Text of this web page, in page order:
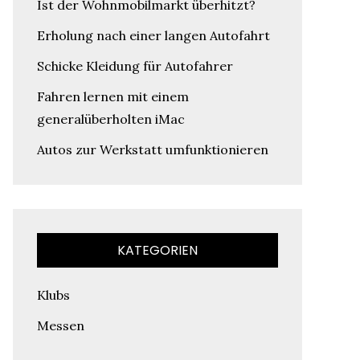
Ist der Wohnmobilmarkt überhitzt?
Erholung nach einer langen Autofahrt
Schicke Kleidung für Autofahrer
Fahren lernen mit einem
generalüberholten iMac
Autos zur Werkstatt umfunktionieren
KATEGORIEN
Klubs
Messen